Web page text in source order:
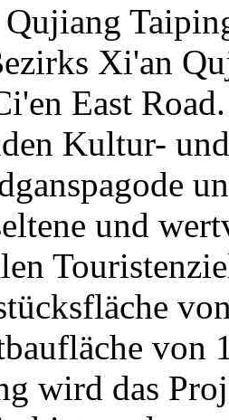
Xi'an
East
Kultur-
und
von
wird das